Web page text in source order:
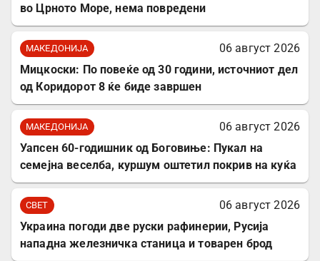
во Црното Море, нема повредени
МАКЕДОНИЈА
06 август 2026
Мицкоски: По повеќе од 30 години, источниот дел
од Коридорот 8 ќе биде завршен
МАКЕДОНИЈА
06 август 2026
Уапсен 60-годишник од Боговиње: Пукал на
семејна веселба, куршум оштетил покрив на куќа
СВЕТ
06 август 2026
Украина погоди две руски рафинерии, Русија
нападна железничка станица и товарен брод